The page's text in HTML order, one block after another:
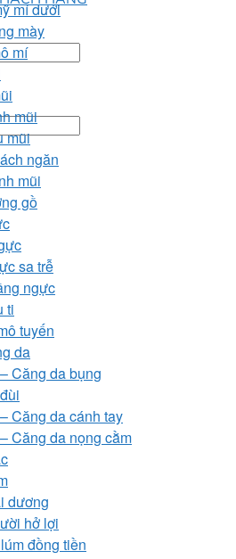
mí dưới
mày
mí
mũi
mũi
ngăn
mũi
gồ
sa trễ
ngực
ti
tuyến
da
Căng da bụng
Căng da cánh tay
Căng da nọng cằm
dương
hở lợi
đồng tiền